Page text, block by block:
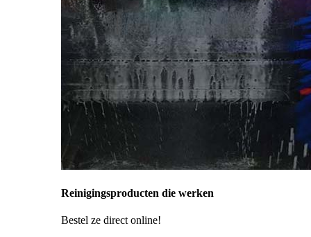
Reinigingsproducten die werken
Bestel ze direct online!